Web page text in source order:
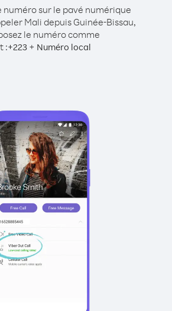
numéro sur le pavé numérique
Mali depuis Guinée-Bissau,
le numéro comme
:+223 + Numéro local